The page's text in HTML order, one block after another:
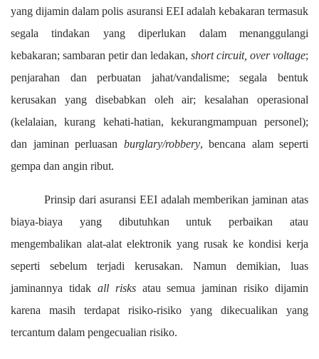
yang dijamin dalam polis asuransi EEI adalah kebakaran termasuk
segala tindakan yang diperlukan dalam menanggulangi
kebakaran; sambaran petir dan ledakan, short circuit, over voltage;
penjarahan dan perbuatan jahat/vandalisme; segala bentuk
kerusakan yang disebabkan oleh air; kesalahan operasional
(kelalaian, kurang kehati-hatian, kekurangmampuan personel);
dan jaminan perluasan burglary/robbery, bencana alam seperti
gempa dan angin ribut.
Prinsip dari asuransi EEI adalah memberikan jaminan atas
biaya-biaya yang dibutuhkan untuk perbaikan atau
mengembalikan alat-alat elektronik yang rusak ke kondisi kerja
seperti sebelum terjadi kerusakan. Namun demikian, luas
jaminannya tidak all risksatau semua jaminan risiko dijamin
karena masih terdapat risiko-risiko yang dikecualikan yang
tercantum dalam pengecualian risiko.